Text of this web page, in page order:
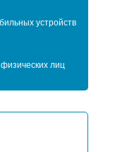
устройств
лиц